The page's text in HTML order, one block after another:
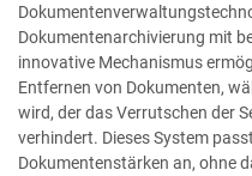
Dokumentenarchivierung mit
innovative Mechanismus
Entfernen von Dokumenten,
wird, der das Verrutschen der
verhindert. Dieses System
Dokumentenstärken an, ohne